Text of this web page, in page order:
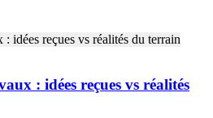
: idées reçues vs réalités